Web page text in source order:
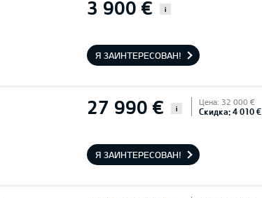
3 900 € i
Я ЗАИНТЕРЕСОВАН!
27 990 € i
Цена: 32 000 €
Скидка: 4 010 €
Я ЗАИНТЕРЕСОВАН!